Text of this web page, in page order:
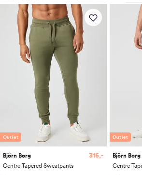
Outlet
Björn Borg
Centre Tapered Sweatpants
315,-
Outlet
Björn Borg
Centre